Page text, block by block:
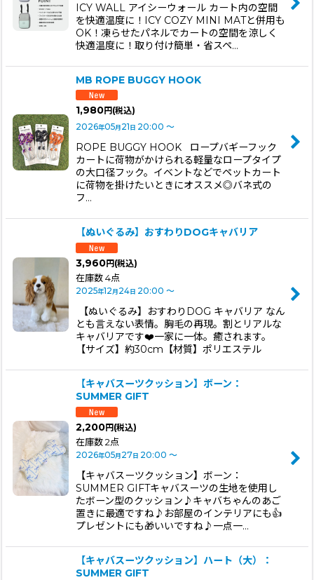
絞り込む
ICY WALL アイシーウォール カート内の空間
を快適温度に！ICY COZY MINI MATと併用も
OK！凍らせたパネルでカートの空間を涼しく
快適温度に！取り付け簡単・省スペ…
MB ROPE BUGGY HOOK
1,980円 (税込)
2026年05月 21 日 20:00 ～
ROPE BUGGY HOOK ロープバギーフック
カートに荷物がかけられる軽量なロープタイプ
の大口径フック。イベントなどでペットカート
に荷物を掛けたいときにオススメ◎バネ式の
フ…
【ぬいぐるみ】おすわりDOGキャバリア
3,960円 (税込)
在庫数 4点
2025年12月24日 20:00 ～
【ぬいぐるみ】おすわりDOG キャバリア なん
とも言えない表情。胸毛の再現。割とリアルな
キャバリアです❤️一家に一体。癒されます。
【サイズ】約30cm【材質】ポリエステル
【キャバスーツクッション】ボーン：
SUMMER GIFT
2,200円 (税込)
在庫数 2点
2026年05月27日 20:00 ～
【キャバスーツクッション】ボーン：
SUMMER GIFTキャバスーツの生地を使用し
たボーン型のクッション♪キャバちゃんのあご
置きに最適ですね♪お部屋のインテリアにも👍
プレゼントにも🎁いいですね♪一点一…
【キャバスーツクッション】ハート（大）：
SUMMER GIFT